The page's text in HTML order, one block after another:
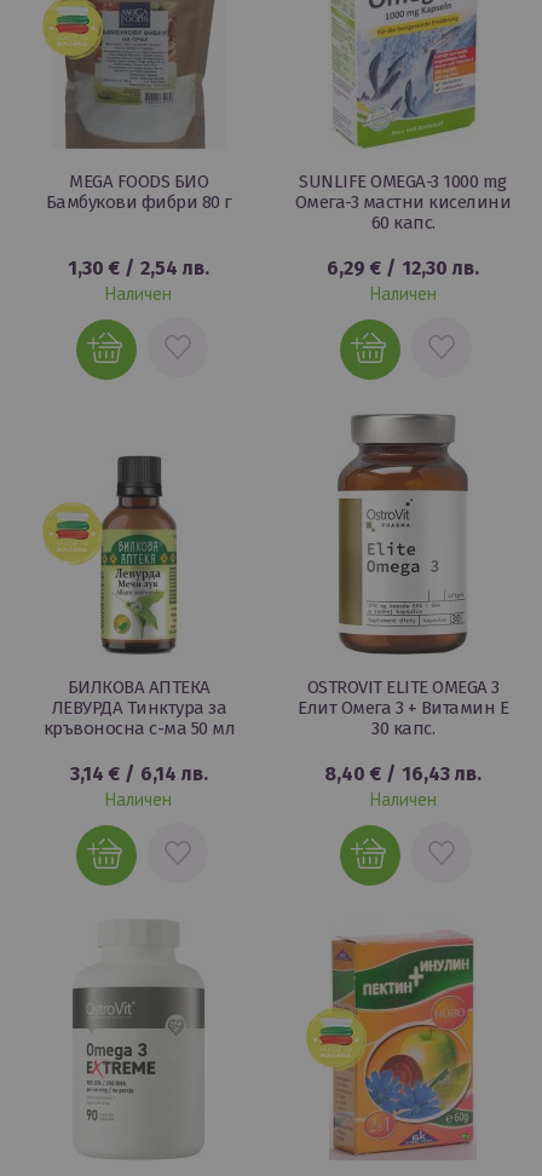
MEGA FOODS БИО
Бамбукови фибри 80 г
1,30 € / 2,54 лв.
Наличен
ДОБАВИ
SUNLIFE OMEGA-3 1000 mg
Омега-3 мастни киселини
60 капс.
6,29 € / 12,30 лв.
Наличен
ДОБАВИ
ЛЮБИМИ
БИЛКОВА АПТЕКА
ЛЕВУРДА Тинктура за
кръвоносна с-ма 50 мл
3,14 €/ 6,14 лв.
Наличен
ДОБАВИ
OSTROVIT ELITE OMEGA 3
Елит Омега 3 + Витамин Е
30 капс.
8,40 € / 16,43 лв.
Наличен
ДОБАВИ